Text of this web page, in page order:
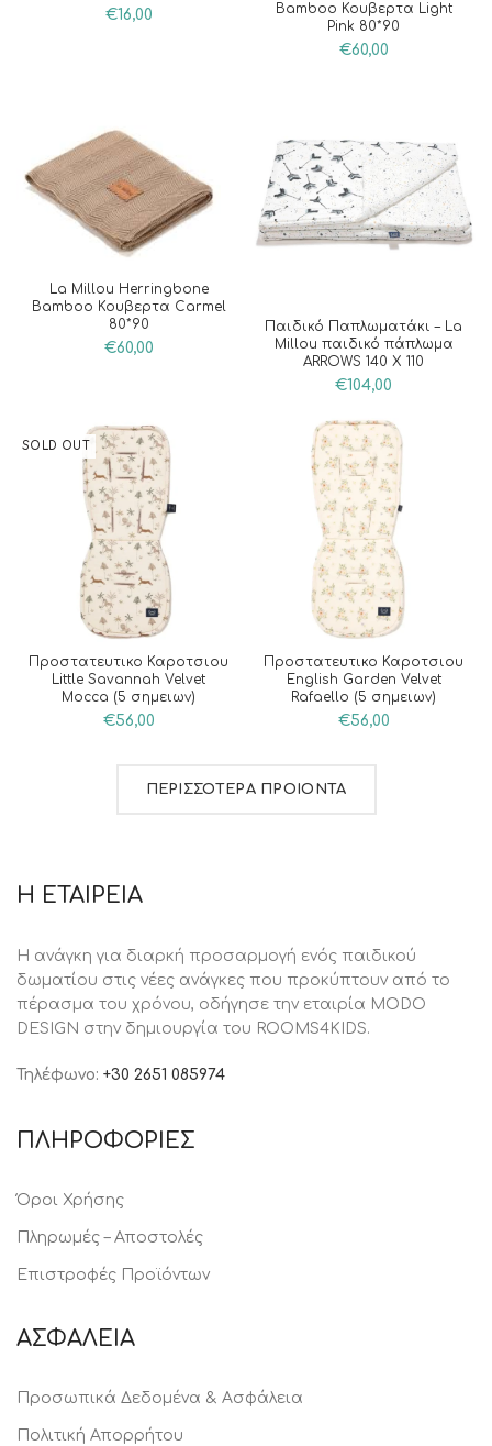
€16,00
Bamboo Κουβερτα Light
Pink 80*90
€60,00
La Millou Herringbone
Bamboo Κουβερτα Carmel
80*90
€60,00
Παιδικό Παπλωματάκι – La
Millou παιδικό πάπλωμα
ARROWS 140 X 110
€104,00
SOLD OUT
Προστατευτικο Καροτσιου
Little Savannah Velvet
Mocca (5 σημειων)
€56,00
Προστατευτικο Καροτσιου
English Garden Velvet
Rafaello (5 σημειων)
€56,00
ΠΕΡΙΣΣΟΤΕΡΑ ΠΡΟΙΟΝΤΑ
Η ΕΤΑΙΡΕΙΑ
Η ανάγκη για διαρκή προσαρμογή ενός παιδικού
δωματίου στις νέες ανάγκες που προκύπτουν από το
πέρασμα του χρόνου, oδήγησε την εταιρία MODO
DESIGN στην δημιουργία του ROOMS4KIDS.
Τηλέφωνο: +30 2651 085974
ΠΛΗΡΟΦΟΡΙΕΣ
Όροι Χρήσης
Πληρωμές – Αποστολές
Επιστροφές Προϊόντων
ΑΣΦΑΛΕΙΑ
Προσωπικά Δεδομένα & Ασφάλεια
Πολιτική Απορρήτου